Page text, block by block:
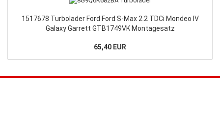
1517678 Turbolader Ford Ford S-Max 2.2 TDCi Mondeo IV
Galaxy Garrett GTB1749VK Montagesatz
65,40 EUR